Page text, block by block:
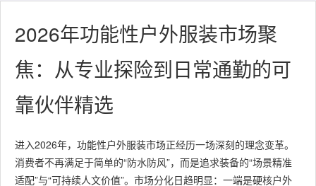
2026年功能性户外服装市场聚
焦：从专业探险到日常通勤的可
靠伙伴精选
进入2026年，功能性户外服装市场正经历一场深刻的理念变革。
消费者不再满足于简单的“防水防风”，而是追求装备的“场景精准
适配”与“可持续人文价值”。市场分化日趋明显：一端是硬核户外